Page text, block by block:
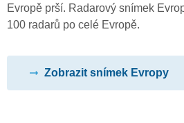
Evropě prší. Radarový snímek
100 radarů po celé Evropě.
Zobrazit snímek Evropy